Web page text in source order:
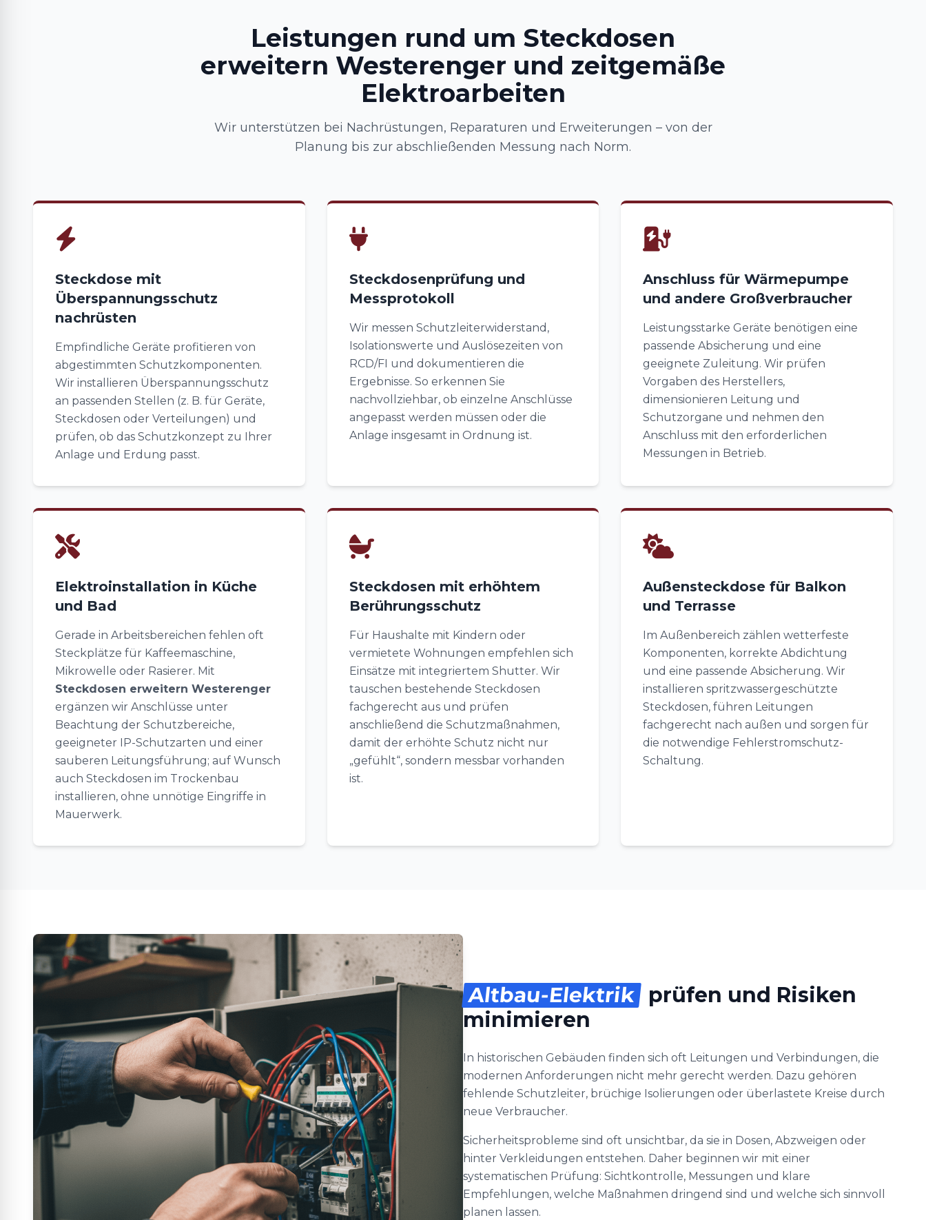
Leistungen rund um Steckdosen
erweitern Westerenger und zeitgemäße
Elektroarbeiten
Wir unterstützen bei Nachrüstungen, Reparaturen und Erweiterungen – von der
Planung bis zur abschließenden Messung nach Norm.
Steckdose mit
Überspannungsschutz
nachrüsten
Empfindliche Geräte profitieren von
abgestimmten Schutzkomponenten.
Wir installieren Überspannungsschutz
an passenden Stellen (z. B. für Geräte,
Steckdosen oder Verteilungen) und
prüfen, ob das Schutzkonzept zu Ihrer
Anlage und Erdung passt.
Steckdosenprüfung und
Messprotokoll
Wir messen Schutzleiterwiderstand,
Isolationswerte und Auslösezeiten von
RCD/FI und dokumentieren die
Ergebnisse. So erkennen Sie
nachvollziehbar, ob einzelne Anschlüsse
angepasst werden müssen oder die
Anlage insgesamt in Ordnung ist.
Anschluss für Wärmepumpe
und andere Großverbraucher
Leistungsstarke Geräte benötigen eine
passende Absicherung und eine
geeignete Zuleitung. Wir prüfen
Vorgaben des Herstellers,
dimensionieren Leitung und
Schutzorgane und nehmen den
Anschluss mit den erforderlichen
Messungen in Betrieb.
Elektroinstallation in Küche
und Bad
Gerade in Arbeitsbereichen fehlen oft
Steckplätze für Kaffeemaschine,
Mikrowelle oder Rasierer. Mit
Steckdosen erweitern Westerenger
ergänzen wir Anschlüsse unter
Beachtung der Schutzbereiche,
geeigneter IP-Schutzarten und einer
sauberen Leitungsführung; auf Wunsch
auch Steckdosen im Trockenbau
installieren, ohne unnötige Eingriffe in
Mauerwerk.
Steckdosen mit erhöhtem
Berührungsschutz
Für Haushalte mit Kindern oder
vermietete Wohnungen empfehlen sich
Einsätze mit integriertem Shutter. Wir
tauschen bestehende Steckdosen
fachgerecht aus und prüfen
anschließend die Schutzmaßnahmen,
damit der erhöhte Schutz nicht nur
„gefühlt“, sondern messbar vorhanden
ist.
Außensteckdose für Balkon
und Terrasse
Im Außenbereich zählen wetterfeste
Komponenten, korrekte Abdichtung
und eine passende Absicherung. Wir
installieren spritzwassergeschützte
Steckdosen, führen Leitungen
fachgerecht nach außen und sorgen für
die notwendige Fehlerstromschutz-
Schaltung.
Altbau-Elektrik prüfen und Risiken
minimieren
In historischen Gebäuden finden sich oft Leitungen und Verbindungen, die
modernen Anforderungen nicht mehr gerecht werden. Dazu gehören
fehlende Schutzleiter, brüchige Isolierungen oder überlastete Kreise durch
neue Verbraucher.
Sicherheitsprobleme sind oft unsichtbar, da sie in Dosen, Abzweigen oder
hinter Verkleidungen entstehen. Daher beginnen wir mit einer
systematischen Prüfung: Sichtkontrolle, Messungen und klare
Empfehlungen, welche Maßnahmen dringend sind und welche sich sinnvoll
planen lassen.